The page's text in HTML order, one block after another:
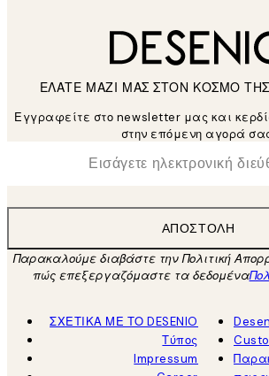
ΕΛΑΤΕ ΜΑΖΙ ΜΑΣ ΣΤΟΝ ΚΟΣΜΟ
Εγγραφείτε στο newsletter μας και
στην επόμενη αγορά
Ηλεκτρονική Διεύθυνση
ΑΠΟΣΤΟΛΉ
Παρακαλούμε διαβάστε την Πολιτική
πώς επεξεργαζόμαστε τα δεδομένα
ΣΧΕΤΙΚΑ ΜΕ ΤΟ DESENIO
Τύπος
Impressum